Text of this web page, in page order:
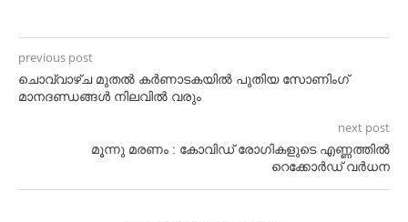
previous post
ചൊവ്വാഴ്ച മുതൽ കർണാടകയിൽ പുതിയ സോണിംഗ്
മാനദണ്ഡങ്ങൾ നിലവിൽ വരും
next post
മൂന്നു മരണം : കോവിഡ് രോഗികളുടെ എണ്ണത്തിൽ
റെക്കോർഡ് വർധന